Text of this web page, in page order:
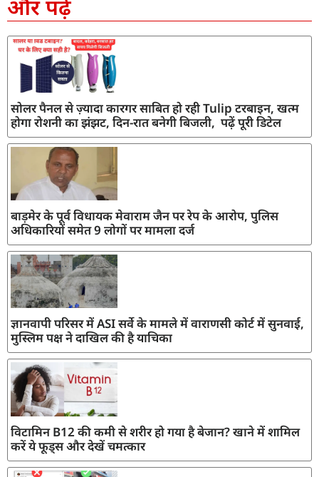
और पढ़ें
सोलर पैनल से ज़्यादा कारगर साबित हो रही Tulip टरबाइन, खत्म
होगा रोशनी का झंझट, दिन-रात बनेगी बिजली, पढ़ें पूरी डिटेल
बाड़मेर के पूर्व विधायक मेवाराम जैन पर रेप के आरोप, पुलिस
अधिकारियों समेत 9 लोगों पर मामला दर्ज
ज्ञानवापी परिसर में ASI सर्वे के मामले में वाराणसी कोर्ट में सुनवाई,
मुस्लिम पक्ष ने दाखिल की है याचिका
विटामिन B12 की कमी से शरीर हो गया है बेजान? खाने में शामिल
करें ये फूड्स और देखें चमत्कार